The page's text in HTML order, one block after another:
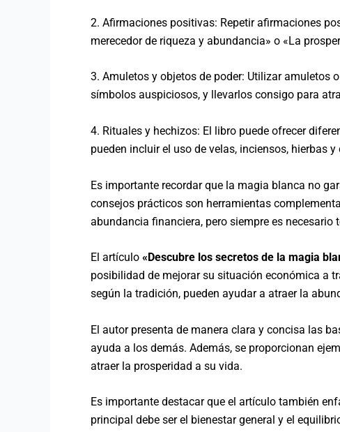
2. Afirmaciones positivas: Repetir afirmaciones
merecedor de riqueza y abundancia» o «La
3. Amuletos y objetos de poder: Utilizar amuletos
símbolos auspiciosos, y llevarlos consigo para
4. Rituales y hechizos: El libro puede ofrecer
pueden incluir el uso de velas, inciensos, hierbas
Es importante recordar que la magia blanca no
consejos prácticos son herramientas
abundancia financiera, pero siempre es
El artículo «Descubre los secretos de la magia
posibilidad de mejorar su situación económica a
según la tradición, pueden ayudar a atraer la
El autor presenta de manera clara y concisa las
ayuda a los demás. Además, se proporcionan
atraer la prosperidad a su vida.
Es importante destacar que el artículo también
principal debe ser el bienestar general y el